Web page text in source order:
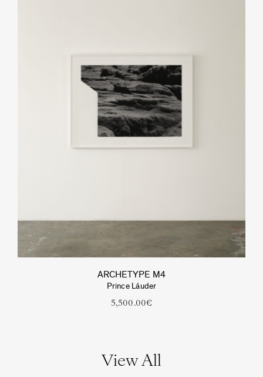
ARCHETYPE M4
Prince Láuder
5,500.00€
View All